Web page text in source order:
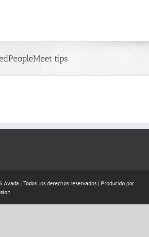
tips
| Todos los derechos reservados | Producido por